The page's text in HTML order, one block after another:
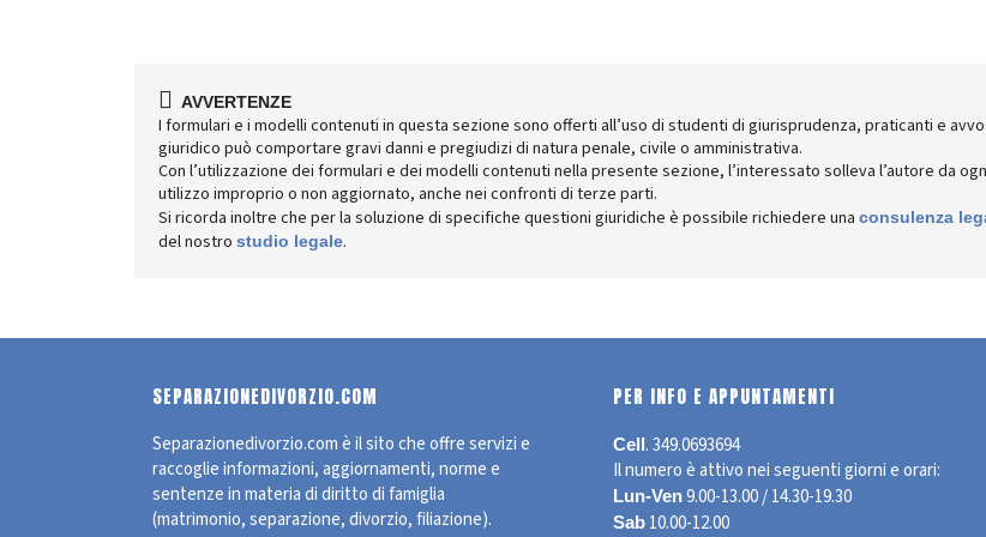
AVVERTENZE
I formulari e i modelli contenuti in questa sezione sono offerti all’uso di studenti di giurisprudenza, praticanti e
giuridico può comportare gravi danni e pregiudizi di natura penale, civile o amministrativa.
Con l’utilizzazione dei formulari e dei modelli contenuti nella presente sezione, l’interessato solleva l’autore da
utilizzo improprio o non aggiornato, anche nei confronti di terze parti.
Si ricorda inoltre che per la soluzione di specifiche questioni giuridiche è possibile richiedere una consulenza
del nostro studio legale.
SEPARAZIONEDIVORZIO.COM
Separazionedivorzio.com è il sito che offre servizi e
raccoglie informazioni, aggiornamenti, norme e
sentenze in materia di diritto di famiglia
(matrimonio, separazione, divorzio, filiazione).
PER INFO E APPUNTAMENTI
Cell.349.0693694
Il numero è attivo nei seguenti giorni e orari:
Lun-Ven9.00-13.00 / 14.30-19.30
Sab 10.00-12.00